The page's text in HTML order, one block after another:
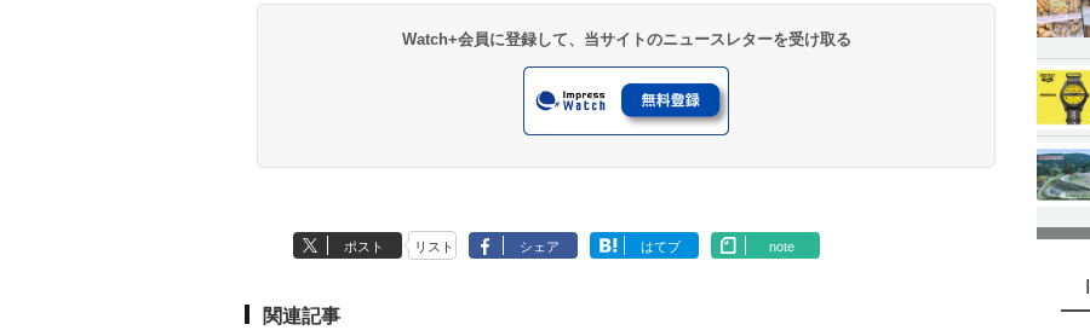
Watch+会員に登録して、当サイトのニュースレターを受け取る
ポスト リスト シェア はてブ note
関連記事